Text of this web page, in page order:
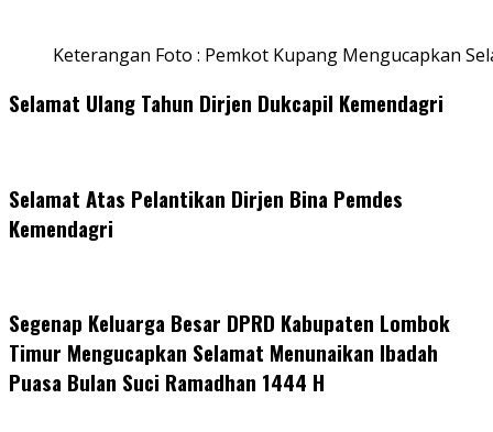
Keterangan Foto : Pemkot Kupang Mengucapkan
Selamat Ulang Tahun Dirjen Dukcapil Kemendagri
Selamat Atas Pelantikan Dirjen Bina Pemdes
Kemendagri
Segenap Keluarga Besar DPRD Kabupaten Lombok
Timur Mengucapkan Selamat Menunaikan Ibadah
Puasa Bulan Suci Ramadhan 1444 H